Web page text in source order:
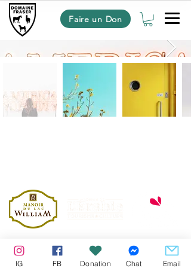
Faire un Don
Le Domaine Fraser
IG FB Donation Chat Email